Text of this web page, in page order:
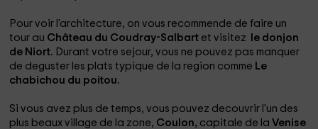
Pour voir l'architecture, on vous recommende de faire un
tour au Château du Coudray-Salbart et visitez
le donjon
de Niort. Durant votre sejour, vous ne pouvez pas manquer
de deguster les plats typique de la region comme Le
chabichou du poitou.
Si vous avez plus de temps, vous pouvez decouvrir l'un des
plus beaux village de la zone, Coulon, capitale de la Venise